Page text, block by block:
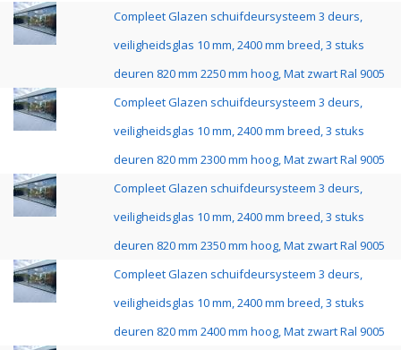
Compleet Glazen schuifdeursysteem 3 deurs,
veiligheidsglas 10 mm, 2400 mm breed, 3 stuks
deuren 820 mm 2250 mm hoog, Mat zwart Ral 9005
Compleet Glazen schuifdeursysteem 3 deurs,
veiligheidsglas 10 mm, 2400 mm breed, 3 stuks
deuren 820 mm 2300 mm hoog, Mat zwart Ral 9005
Compleet Glazen schuifdeursysteem 3 deurs,
veiligheidsglas 10 mm, 2400 mm breed, 3 stuks
deuren 820 mm 2350 mm hoog, Mat zwart Ral 9005
Compleet Glazen schuifdeursysteem 3 deurs,
veiligheidsglas 10 mm, 2400 mm breed, 3 stuks
deuren 820 mm 2400 mm hoog, Mat zwart Ral 9005